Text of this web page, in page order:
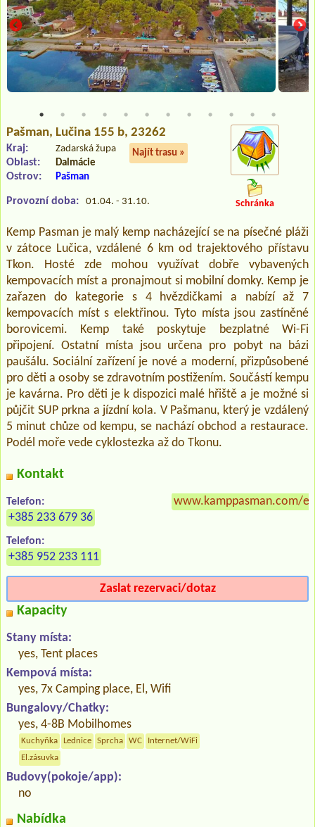
Pašman, Lučina 155 b, 23262
Najít trasu »
Kraj: Zadarská župa
Oblast: Dalmácie
Ostrov: Pašman
Provozní doba: 01.04. - 31.10. Schránka
Kemp Pasman je malý kemp nacházející se na písečné pláži
v zátoce Lučica, vzdálené 6 km od trajektového přístavu
Tkon. Hosté zde mohou využívat dobře vybavených
kempovacích míst a pronajmout si mobilní domky. Kemp je
zařazen do kategorie s 4 hvězdičkami a nabízí až 7
kempovacích míst s elektřinou. Tyto místa jsou zastíněné
borovicemi. Kemp také poskytuje bezplatné Wi-Fi
připojení. Ostatní místa jsou určena pro pobyt na bázi
paušálu. Sociální zařízení je nové a moderní, přizpůsobené
pro děti a osoby se zdravotním postižením. Součástí kempu
je kavárna. Pro děti je k dispozici malé hřiště a je možné si
půjčit SUP prkna a jízdní kola. V Pašmanu, který je vzdálený
5 minut chůze od kempu, se nachází obchod a restaurace.
Podél moře vede cyklostezka až do Tkonu.
Kontakt
Telefon:
+385 233 679 36
Telefon:
+385 952 233 111
www.kamppasman.com/en
Zaslat rezervaci/dotaz
Kapacity
Stany místa:
yes, Tent places
Kempová místa:
yes, 7x Camping place, El, Wifi
Bungalovy/Chatky:
yes, 4-8B Mobilhomes
Kuchyňka Lednice Sprcha WC
Internet/WiFi
El.zásuvka
Budovy(pokoje/app):
no
Nabídka